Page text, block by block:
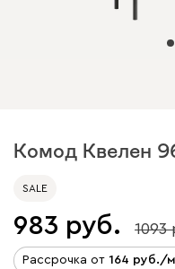
Комод Квелен
SALE
983 1093
Рассрочка от 164 /